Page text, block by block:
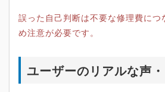
誤った自己判断は不要な修理費につ
め注意が必要です。
ユーザーのリアルな声